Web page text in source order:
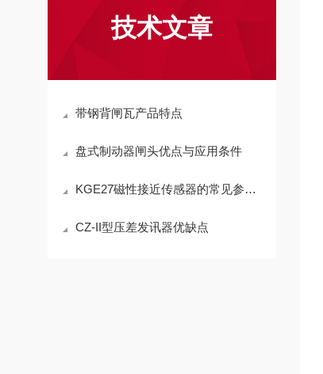
技术文章
带钢背闸瓦产品特点
盘式制动器闸头优点与应用条件
KGE27磁性接近传感器的常见参数及功能说明
CZ-II型压差发讯器优缺点